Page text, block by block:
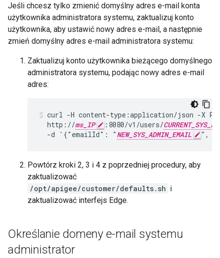
Jeśli chcesz tylko zmienić domyślny adres e-mail konta
użytkownika administratora systemu, zaktualizuj konto
użytkownika, aby ustawić nowy adres e-mail, a następnie
zmień domyślny adres e-mail administratora systemu:
Zaktualizuj konto użytkownika bieżącego domyślnego
administratora systemu, podając nowy adres e-mail
adres:
curl -H content-type:application/json -X
  http://
ms_IP :8080/v1/users/
  -d '{"emailId": "
NEW_SYS_ADMIN_EMAIL ",
Powtórz kroki 2, 3 i 4 z poprzedniej procedury, aby
zaktualizować
/opt/apigee/customer/defaults.sh i
zaktualizować interfejs Edge.
Określanie domeny e-mail systemu
administrator